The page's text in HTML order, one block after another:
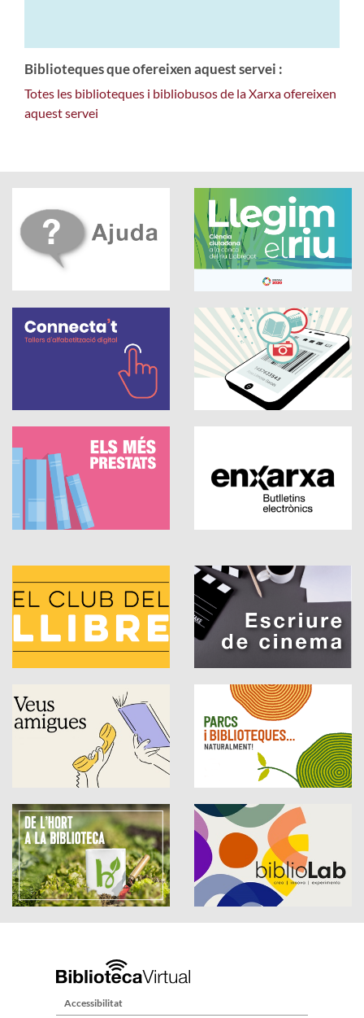
Biblioteques que ofereixen aquest servei :
Totes les biblioteques i bibliobusos de la Xarxa ofereixen
aquest servei
Accessibilitat